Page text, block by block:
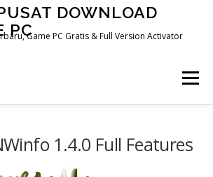
DOWNLOAD
PCGame PC Gratis & Full Version Activator
Menu
1.4.0 Full Features